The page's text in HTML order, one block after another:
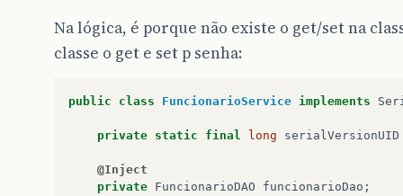
Na lógica, é porque não existe o get/set na
classe o get e set p senha:
public class FuncionarioService implements
private static final long serialVersionUID
@Inject
private FuncionarioDAO funcionarioDao ;